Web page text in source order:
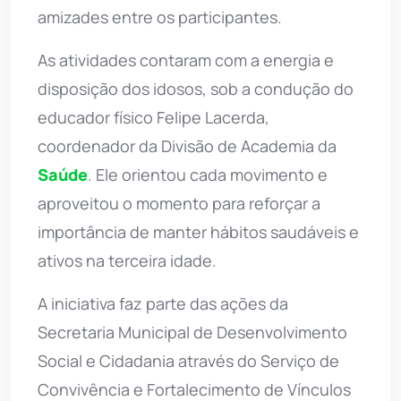
amizades entre os participantes.
As atividades contaram com a energia e
disposição dos idosos, sob a condução do
educador físico Felipe Lacerda,
coordenador da Divisão de Academia da
Saúde. Ele orientou cada movimento e
aproveitou o momento para reforçar a
importância de manter hábitos saudáveis e
ativos na terceira idade.
A iniciativa faz parte das ações da
Secretaria Municipal de Desenvolvimento
Social e Cidadania através do Serviço de
Convivência e Fortalecimento de Vínculos